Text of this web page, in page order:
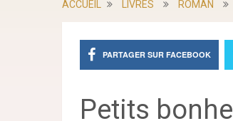
ACCUEIL LIVRES ROMAN
PARTAGER SUR FACEBOOK
Petits